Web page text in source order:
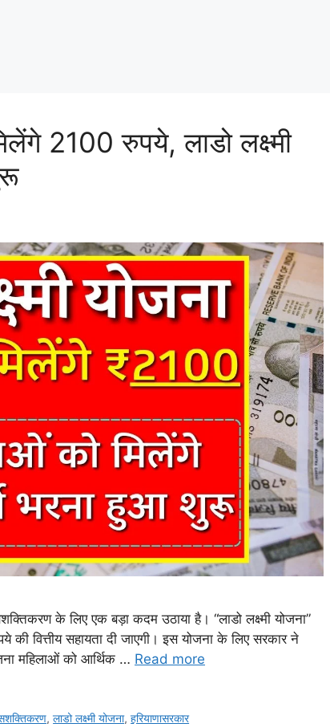
2100 रुपये, लाडो लक्ष्मी
के लिए एक बड़ा कदम उठाया है। “लाडो लक्ष्मी योजना”
वित्तीय सहायता दी जाएगी। इस योजना के लिए सरकार ने
महिलाओं को आर्थिक … Read more
,लाडो लक्ष्मी योजना,हरियाणासरकार